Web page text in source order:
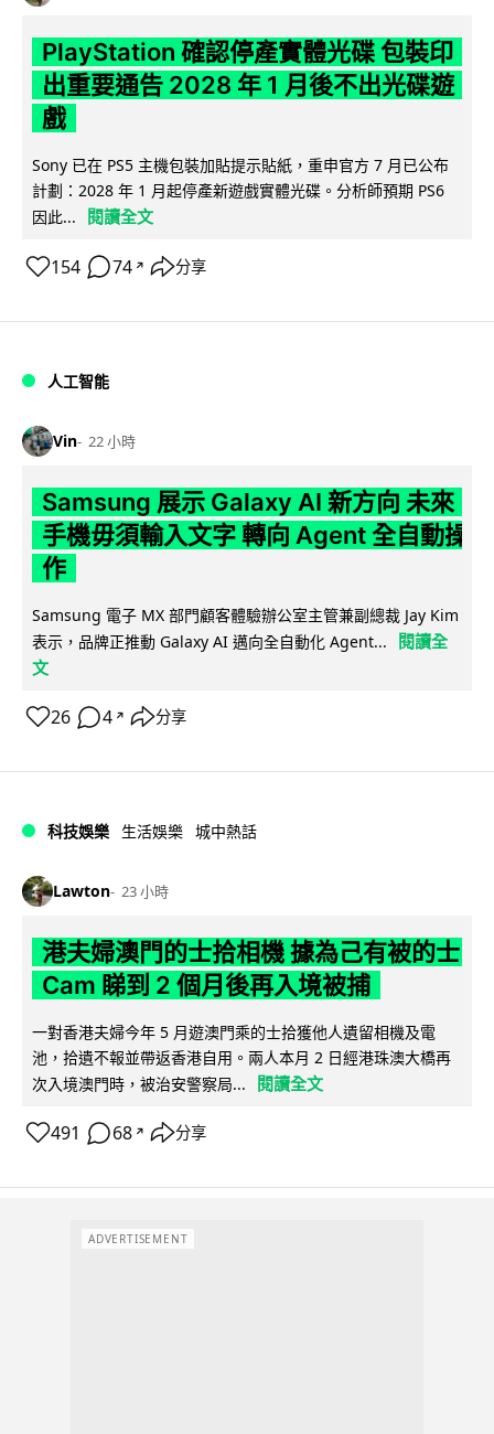
PlayStation 確認停產實體光碟 包裝印
出重要通告 2028 年 1 月後不出光碟遊
戲
Sony 已在 PS5 主機包裝加貼提示貼紙，重申官方 7 月已公布
計劃：2028 年 1 月起停產新遊戲實體光碟。分析師預期 PS6
因此...
閱讀全文
154 74 ↗ 分享
人工智能
Vin 22 小時
Samsung 展示 Galaxy AI 新方向 未來
手機毋須輸入文字 轉向 Agent 全自動操
作
Samsung 電子 MX 部門顧客體驗辦公室主管兼副總裁 Jay Kim
表示，品牌正推動 Galaxy AI 邁向全自動化 Agent...
閱讀全
文
26 4 ↗ 分享
科技娛樂 生活娛樂 城中熱話
Lawton 23 小時
港夫婦澳門的士拾相機 據為己有被的士
Cam 睇到 2 個月後再入境被捕
一對香港夫婦今年 5 月遊澳門乘的士拾獲他人遺留相機及電
池，拾遺不報並帶返香港自用。兩人本月 2 日經港珠澳大橋再
次入境澳門時，被治安警察局...
閱讀全文
491 68 ↗ 分享
ADVERTISEMENT